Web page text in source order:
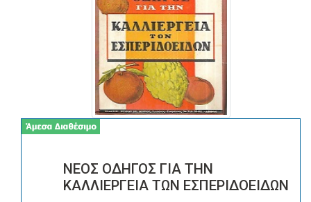
ΝΕΟΣ ΟΔΗΓΟΣ ΓΙΑ ΤΗΝ
ΚΑΛΛΙΕΡΓΕΙΑ ΤΩΝ ΕΣΠΕΡΙΔΟΕΙΔΩΝ